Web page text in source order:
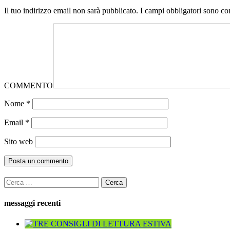
Il tuo indirizzo email non sarà pubblicato. I campi obbligatori sono
COMMENTO
Nome *
Email *
Sito web
Ricerca
per:
messaggi recenti